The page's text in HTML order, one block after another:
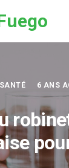
SANTÉ 6 ANS